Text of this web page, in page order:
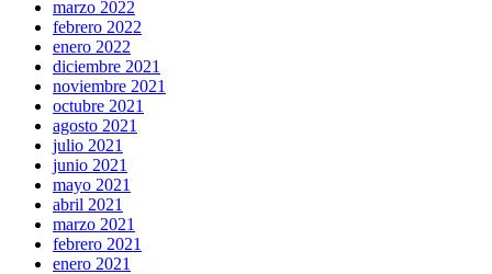
marzo 2022
febrero 2022
enero 2022
diciembre 2021
noviembre 2021
octubre 2021
agosto 2021
julio 2021
junio 2021
mayo 2021
abril 2021
marzo 2021
febrero 2021
enero 2021